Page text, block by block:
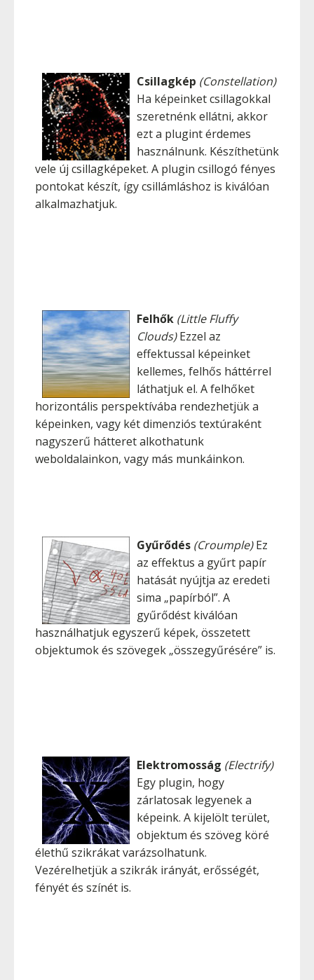
Csillagkép (Constellation)
Ha képeinket csillagokkal
szeretnénk ellátni, akkor
ezt a plugint érdemes
használnunk. Készíthetünk
vele új csillagképeket. A plugin csillogó fényes
pontokat készít, így csillámláshoz is kiválóan
alkalmazhatjuk.
Felhők (Little Fluffy
Clouds)Ezzel az
effektussal képeinket
kellemes, felhős háttérrel
láthatjuk el. A felhőket
horizontális perspektívába rendezhetjük a
képeinken, vagy két dimenziós textúraként
nagyszerű hátteret alkothatunk
weboldalainkon, vagy más munkáinkon.
Gyűrődés (Croumple)Ez
az effektus a gyűrt papír
hatását nyújtja az eredeti
sima „papírból”. A
gyűrődést kiválóan
használhatjuk egyszerű képek, összetett
objektumok és szövegek „összegyűrésére” is.
Elektromosság (Electrify)
Egy plugin, hogy
zárlatosak legyenek a
képeink. A kijelölt terület,
objektum és szöveg köré
élethű szikrákat varázsolhatunk.
Vezérelhetjük a szikrák irányát, erősségét,
fényét és színét is.